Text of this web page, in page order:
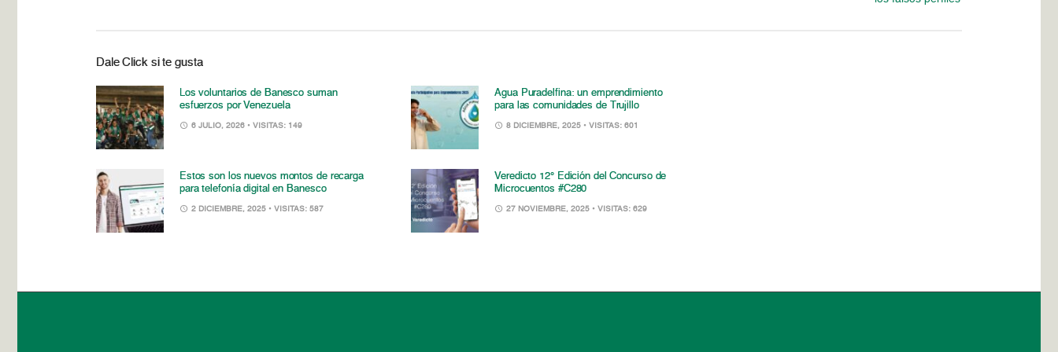
Dale Click si te gusta
Los voluntarios de Banesco suman
esfuerzos por Venezuela
6 JULIO, 2026 • VISITAS: 149
Agua Puradelfina: un emprendimiento
para las comunidades de Trujillo
8 DICIEMBRE, 2025 • VISITAS: 601
Estos son los nuevos montos de recarga
para telefonía digital en Banesco
2 DICIEMBRE, 2025 • VISITAS: 587
Veredicto 12° Edición del Concurso de
Microcuentos #C280
27 NOVIEMBRE, 2025 • VISITAS: 629